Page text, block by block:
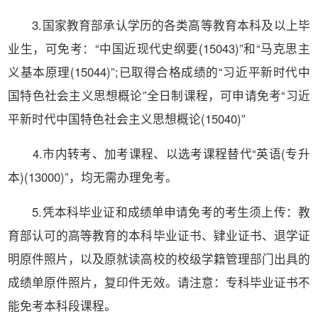
3.国家教育部承认学历的各类高等教育本科及以上毕
业生，可免考：“中国近现代史纲要(15043)”和“马克思主
义基本原理(15044)”;已取得合格成绩的“习近平新时代中
国特色社会主义思想概论”全日制课程，可申请免考“习近
平新时代中国特色社会主义思想概论(15040)”
4.市内转考、加考课程、以选考课程替代“英语(专升
本)(13000)”，均无需办理免考。
5.凭本科毕业证和成绩单申请免考的考生须上传：教
育部认可的高等教育的本科毕业证书、肄业证书、退学证
明原件照片，以及原就读高校的校级学籍管理部门出具的
成绩单原件照片，复印件无效。请注意：专科毕业证书不
能免考本科段课程。